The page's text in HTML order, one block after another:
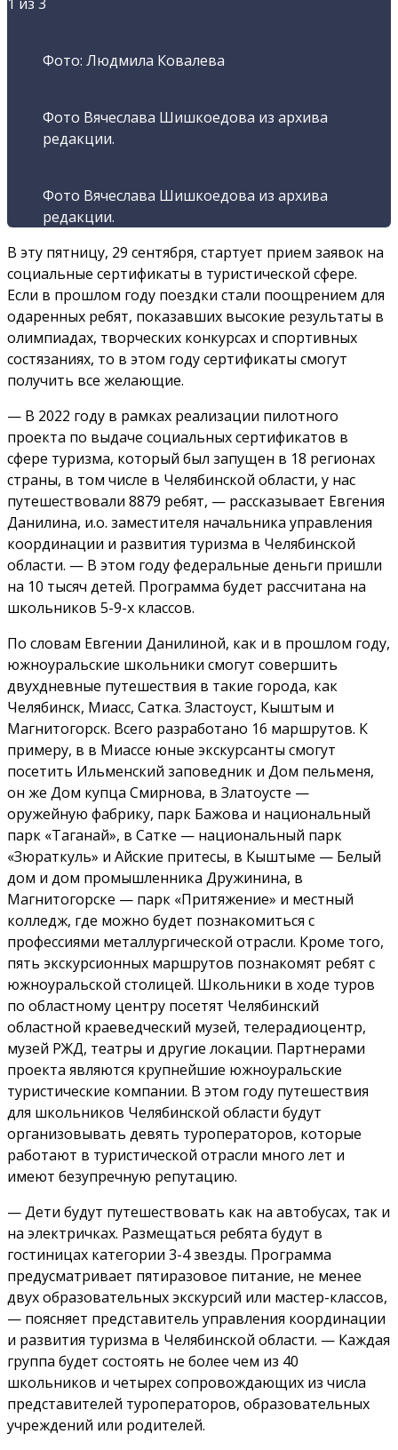
Фото: Людмила Ковалева
Фото Вячеслава Шишкоедова из архива
редакции.
Фото Вячеслава Шишкоедова из архива
редакции.
В эту пятницу, 29 сентября, стартует прием заявок на
социальные сертификаты в туристической сфере.
Если в прошлом году поездки стали поощрением для
одаренных ребят, показавших высокие результаты в
олимпиадах, творческих конкурсах и спортивных
состязаниях, то в этом году сертификаты смогут
получить все желающие.
— В 2022 году в рамках реализации пилотного
проекта по выдаче социальных сертификатов в
сфере туризма, который был запущен в 18 регионах
страны, в том числе в Челябинской области, у нас
путешествовали 8879 ребят, — рассказывает Евгения
Данилина, и.о. заместителя начальника управления
координации и развития туризма в Челябинской
области. — В этом году федеральные деньги пришли
на 10 тысяч детей. Программа будет рассчитана на
школьников 5-9-х классов.
По словам Евгении Данилиной, как и в прошлом году,
южноуральские школьники смогут совершить
двухдневные путешествия в такие города, как
Челябинск, Миасс, Сатка. Зластоуст, Кыштым и
Магнитогорск. Всего разработано 16 маршрутов. К
примеру, в в Миассе юные экскурсанты смогут
посетить Ильменский заповедник и Дом пельменя,
он же Дом купца Смирнова, в Златоусте —
оружейную фабрику, парк Бажова и национальный
парк «Таганай», в Сатке — национальный парк
«Зюраткуль» и Айские притесы, в Кыштыме — Белый
дом и дом промышленника Дружинина, в
Магнитогорске — парк «Притяжение» и местный
колледж, где можно будет познакомиться с
профессиями металлургической отрасли. Кроме того,
пять экскурсионных маршрутов познакомят ребят с
южноуральской столицей. Школьники в ходе туров
по областному центру посетят Челябинский
областной краеведческий музей, телерадиоцентр,
музей РЖД, театры и другие локации. Партнерами
проекта являются крупнейшие южноуральские
туристические компании. В этом году путешествия
для школьников Челябинской области будут
организовывать девять туроператоров, которые
работают в туристической отрасли много лет и
имеют безупречную репутацию.
— Дети будут путешествовать как на автобусах, так и
на электричках. Размещаться ребята будут в
гостиницах категории 3-4 звезды. Программа
предусматривает пятиразовое питание, не менее
двух образовательных экскурсий или мастер-классов,
— поясняет представитель управления координации
и развития туризма в Челябинской области. — Каждая
группа будет состоять не более чем из 40
школьников и четырех сопровождающих из числа
представителей туроператоров, образовательных
учреждений или родителей.